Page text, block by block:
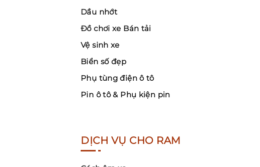
Dầu nhớt
Đồ chơi xe Bán tải
Vệ sinh xe
Biển số đẹp
Phụ tùng điện ô tô
Pin ô tô & Phụ kiện pin
DỊCH VỤ CHO RAM